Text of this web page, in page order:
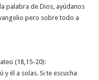
palabra de Dios, ayúdanos
pero sobre todo a
(18,15-20):
él a solas. Si te escucha